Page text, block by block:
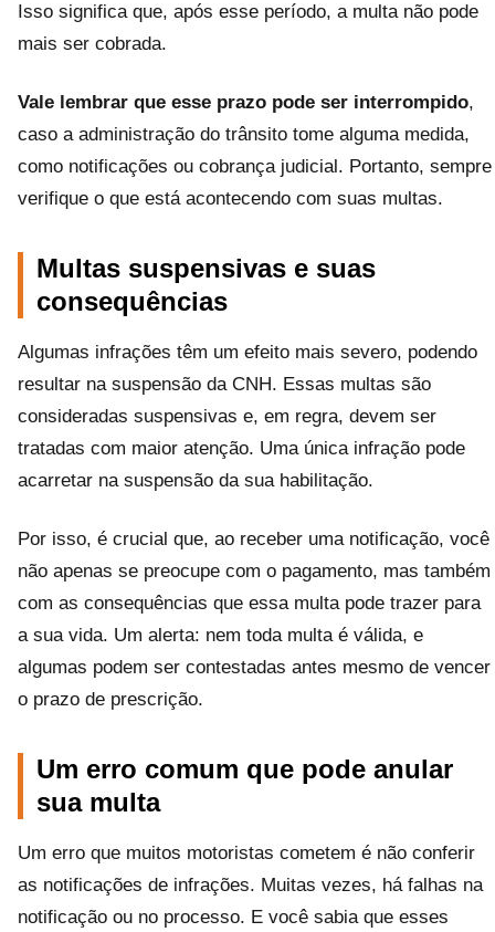
Isso significa que, após esse período, a multa não pode
mais ser cobrada.
Vale lembrar que esse prazo pode ser interrompido,
caso a administração do trânsito tome alguma medida,
como notificações ou cobrança judicial. Portanto, sempre
verifique o que está acontecendo com suas multas.
Multas suspensivas e suas
consequências
Algumas infrações têm um efeito mais severo, podendo
resultar na suspensão da CNH. Essas multas são
consideradas suspensivas e, em regra, devem ser
tratadas com maior atenção. Uma única infração pode
acarretar na suspensão da sua habilitação.
Por isso, é crucial que, ao receber uma notificação, você
não apenas se preocupe com o pagamento, mas também
com as consequências que essa multa pode trazer para
a sua vida. Um alerta: nem toda multa é válida, e
algumas podem ser contestadas antes mesmo de vencer
o prazo de prescrição.
Um erro comum que pode anular
sua multa
Um erro que muitos motoristas cometem é não conferir
as notificações de infrações. Muitas vezes, há falhas na
notificação ou no processo. E você sabia que esses